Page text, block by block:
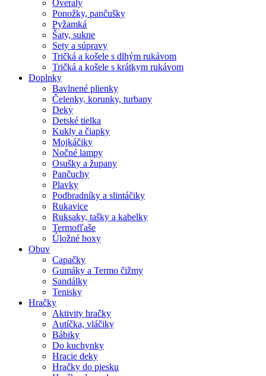
Overaly
Ponožky, pančušky
Pyžamká
Šaty, sukne
Sety a súpravy
Tričká a košele s dlhým rukávom
Tričká a košele s krátkym rukávom
Doplnky
Bavlnené plienky
Čelenky, korunky, turbany
Deky
Detské tielka
Kukly a čiapky
Mojkáčiky
Nočné lampy
Osušky a župany
Pančuchy
Plavky
Podbradníky a slintáčiky
Rukavice
Ruksaky, tašky a kabelky
Termofľaše
Úložné boxy
Obuv
Capačky
Gumáky a Termo čižmy
Sandálky
Tenisky
Hračky
Aktivity hračky
Autíčka, vláčiky
Bábiky
Do kuchynky
Hracie deky
Hračky do piesku